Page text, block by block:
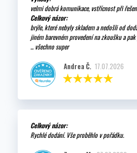
velmi dobrá komunikace, vstřícnost při
Celkový názor:
brýle, které nebyly skladem a nedošli od
jiném barevném provedení na zkoušku a
... všechno super
Andrea Č. 17.07.2026
Celkový názor:
Rychlé dodání. Vše proběhlo v pořádku.